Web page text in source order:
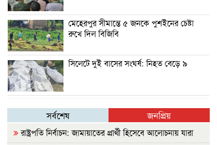
মেহেরপুর সীমান্তে ৫ জনকে পুশইনের চেষ্টা
রুখে দিল বিজিবি
সিলেটে দুই বাসের সংঘর্ষ: নিহত বেড়ে ৯
সর্বশেষ জনপ্রিয়
রাষ্ট্রপতি নির্বাচন: জামায়াতের প্রার্থী হিসেবে আলোচনায় যারা